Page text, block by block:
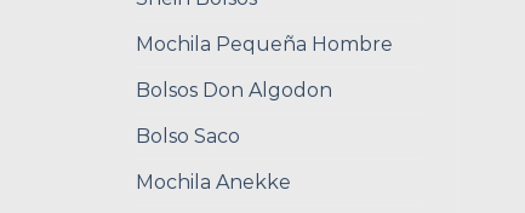
Mochila Pequeña Hombre
Bolsos Don Algodon
Bolso Saco
Mochila Anekke